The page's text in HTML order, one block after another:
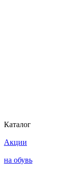
Каталог
Акции
на обувь